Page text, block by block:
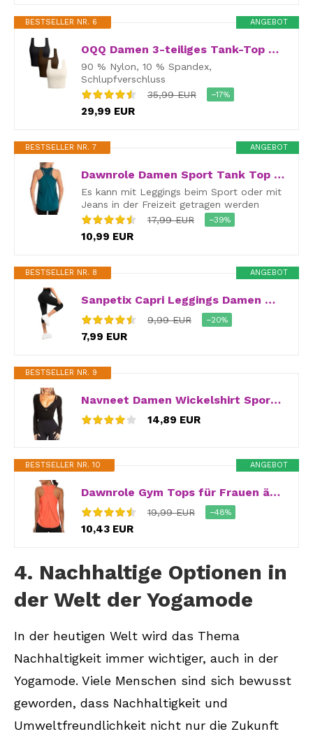
ANGEBOT
BESTSELLER NR. 6
OQQ Damen 3-teiliges Tank-Top Gerippt Nahtlos Workout-Shirts Yoga Bauchfreies Top Schwarz Kaffee Beige
90 % Nylon, 10 % Spandex,
Schlupfverschluss
35,99 EUR
−17%
29,99 EUR
ANGEBOT
BESTSELLER NR. 7
Dawnrole Damen Sport Tank Top Ärmelloses Fitness Top Yoga Oberteile
Es kann mit Leggings beim Sport oder mit
Jeans in der Freizeit getragen werden
17,99 EUR
−39%
10,99 EUR
ANGEBOT
BESTSELLER NR. 8
Sanpetix Capri Leggings Damen mit Taschen, Sport Leggings Damen 3/4 mit Taschen für Yoga Schwarz 1 Pack LXL
9,99 EUR −20%
7,99 EUR
BESTSELLER NR. 9
Navneet Damen Wickelshirt Sport Yoga Oberteil Langarm Eng Y2K Pilates Ballet Wrap Tops Bolero Herbst Kleidung Schwarz M
14,89 EUR
ANGEBOT
BESTSELLER NR. 10
Dawnrole Gym Tops für Frauen ärmellose Yoga Fitness Shirts Racerback Sport Top Frauen
19,99 EUR −48%
10,43 EUR
4. Nachhaltige Optionen in
der Welt der Yogamode
In der heutigen Welt wird das Thema
Nachhaltigkeit immer wichtiger, auch in der
Yogamode. Viele Menschen sind sich bewusst
geworden, dass Nachhaltigkeit und
Umweltfreundlichkeit nicht nur die Zukunft